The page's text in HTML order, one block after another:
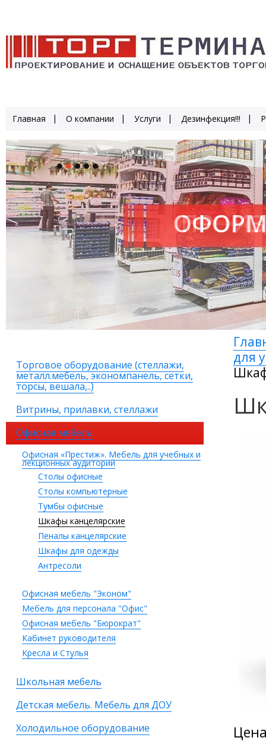
Главная О компании Услуги Дезинфекция!!!
Торговое оборудование (стеллажи,
металл.мебель, экономпанель, сетки,
торсы, вешала,..)
Витрины, прилавки, стеллажи
Офисная мебель
Офисная «Престиж». Мебель для учебных и
лекционных аудиторий
Столы офисные
Столы компьютерные
Тумбы офисные
Шкафы канцелярские
Пеналы канцелярские
Шкафы для одежды
Антресоли
Офисная мебель "Эконом"
Мебель для персонала "Офис"
Офисная мебель "Бюрократ"
Кабинет руководителя
Кресла и Стулья
Школьная мебель
Детская мебель. Мебель для ДОУ
Холодильное оборудование
для